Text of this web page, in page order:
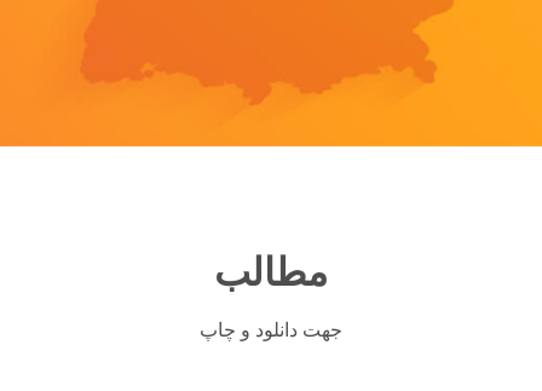
مطالب
جهت دانلود و چاپ